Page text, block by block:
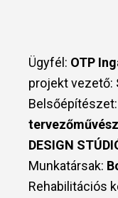
Ügyfél: OTP
projekt vezető:
Belsőépítészet:
DESIGN
Munkatársak:
Rehabilitációs